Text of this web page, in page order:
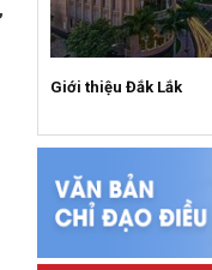
Giới thiệu Đắk Lắk